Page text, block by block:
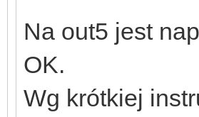
Na out5 jest
OK.
Wg krótkiej